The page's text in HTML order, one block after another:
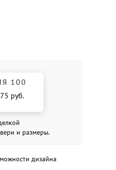
100
руб.
и размеры.
дизайна